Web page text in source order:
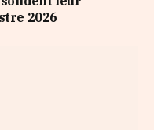
2026